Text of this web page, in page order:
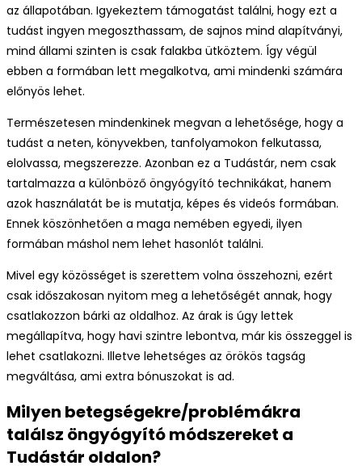
az állapotában. Igyekeztem támogatást találni, hogy ezt a
tudást ingyen megoszthassam, de sajnos mind alapítványi,
mind állami szinten is csak falakba ütköztem. Így végül
ebben a formában lett megalkotva, ami mindenki számára
előnyös lehet.
Természetesen mindenkinek megvan a lehetősége, hogy a
tudást a neten, könyvekben, tanfolyamokon felkutassa,
elolvassa, megszerezze. Azonban ez a Tudástár, nem csak
tartalmazza a különböző öngyógyító technikákat, hanem
azok használatát be is mutatja, képes és videós formában.
Ennek köszönhetően a maga nemében egyedi, ilyen
formában máshol nem lehet hasonlót találni.
Mivel egy közösséget is szerettem volna összehozni, ezért
csak időszakosan nyitom meg a lehetőségét annak, hogy
csatlakozzon bárki az oldalhoz. Az árak is úgy lettek
megállapítva, hogy havi szintre lebontva, már kis összeggel is
lehet csatlakozni. Illetve lehetséges az örökös tagság
megváltása, ami extra bónuszokat is ad.
Milyen betegségekre/problémákra
találsz öngyógyító módszereket a
Tudástár oldalon?